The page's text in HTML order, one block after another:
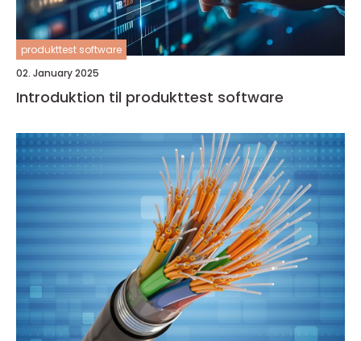
produkttest software
02. January 2025
Introduktion til produkttest software